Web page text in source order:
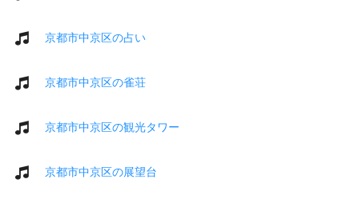
京都市中京区の占い
京都市中京区の雀荘
京都市中京区の観光タワー
京都市中京区の展望台